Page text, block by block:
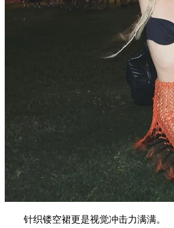
针织镂空裙更是视觉冲击力满满。